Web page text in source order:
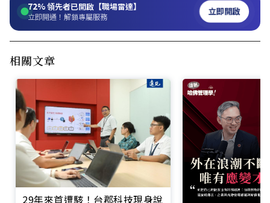
72%領先者已開啟【職場雷達】
立即開通！解鎖專屬服務 立即開啟
相關文章
29年來首遭駭！台郡科技現身說